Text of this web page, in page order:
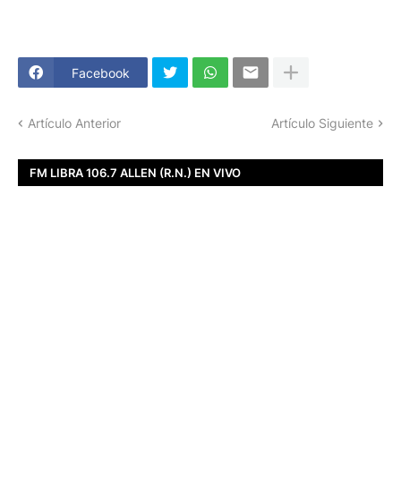
Facebook
Artículo Anterior Artículo Siguiente
FM LIBRA 106.7 ALLEN (R.N.) EN VIVO